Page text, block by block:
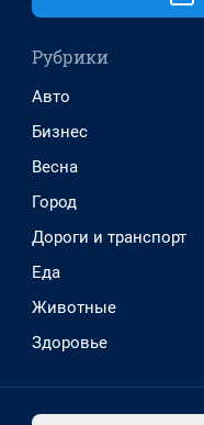
Рубрики
Авто
Бизнес
Весна
Город
Дороги и транспорт
Еда
Животные
Здоровье